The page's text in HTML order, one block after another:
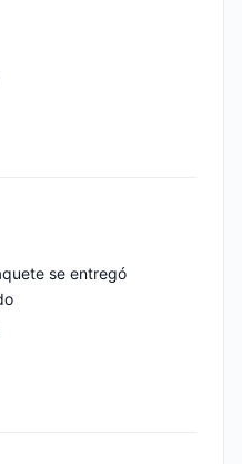
se entregó